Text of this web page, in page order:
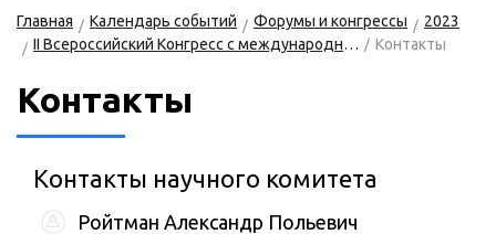
Главная Календарь событий Форумы и конгрессы
2023
II Всероссийский Конгресс с международным участием «Академия лабораторной медицины: новейшие достижения – 2023»
Контакты
Контакты
Контакты научного комитета
Ройтман Александр Польевич